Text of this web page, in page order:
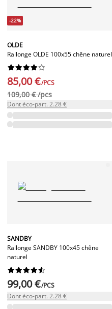
-22%
OLDE
Rallonge OLDE 100x55 chêne naturel






85,00 €/PCS
109,00 € /pcs
Dont éco-part. 2.28 €
SANDBY
Rallonge SANDBY 100x45 chêne
naturel






99,00 €/PCS
Dont éco-part. 2.28 €